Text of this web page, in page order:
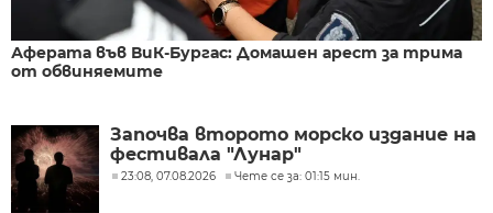
Аферата във ВиК-Бургас: Домашен арест за трима
от обвиняемите
Започва второто морско издание на
фестивала "Лунар"
23:08, 07.08.2026 Чете се за: 01:15 мин.